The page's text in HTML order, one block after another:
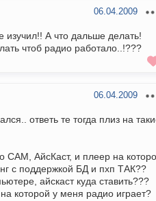
06.04.2009
А что дальше делать!
чтоб радио работало..!???
06.04.2009
ответь те тогда плиз на
САМ, АйсКаст, и плеер на
с поддержкой БД и пхп ТАК??
айскаст куда ставить???
которой у меня радио играет?